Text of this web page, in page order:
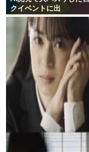
クイベントに出